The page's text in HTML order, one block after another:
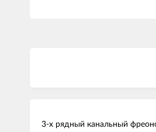
3-х рядный канальный